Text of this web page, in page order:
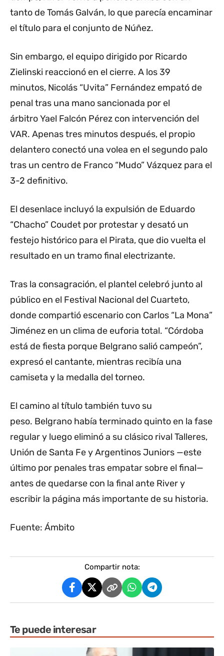
tanto de Tomás Galván, lo que parecía encaminar
el título para el conjunto de Núñez.
Sin embargo, el equipo dirigido por Ricardo
Zielinski reaccionó en el cierre. A los 39
minutos, Nicolás “Uvita” Fernández empató de
penal tras una mano sancionada por el
árbitro Yael Falcón Pérez con intervención del
VAR. Apenas tres minutos después, el propio
delantero conectó una volea en el segundo palo
tras un centro de Franco “Mudo” Vázquez para el
3-2 definitivo.
El desenlace incluyó la expulsión de Eduardo
“Chacho” Coudet por protestar y desató un
festejo histórico para el Pirata, que dio vuelta el
resultado en un tramo final electrizante.
Tras la consagración, el plantel celebró junto al
público en el Festival Nacional del Cuarteto,
donde compartió escenario con Carlos “La Mona”
Jiménez en un clima de euforia total. “Córdoba
está de fiesta porque Belgrano salió campeón”,
expresó el cantante, mientras recibía una
camiseta y la medalla del torneo.
El camino al título también tuvo su
peso. Belgrano había terminado quinto en la fase
regular y luego eliminó a su clásico rival Talleres,
Unión de Santa Fe y Argentinos Juniors —este
último por penales tras empatar sobre el final—
antes de quedarse con la final ante River y
escribir la página más importante de su historia.
Fuente: Ámbito
Compartir nota:
Te puede interesar